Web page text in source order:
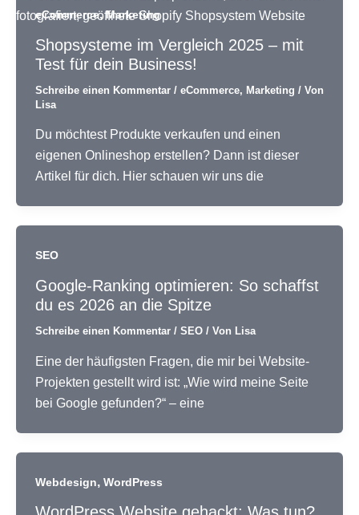
eCommerce,Marketing
Shopsysteme im Vergleich 2025 – mit
Test für dein Business!
Schreibe einen Kommentar / eCommerce, Marketing / Von
Lisa
Du möchtest Produkte verkaufen und einen
eigenen Onlineshop erstellen? Dann ist dieser
Artikel für dich. Hier schauen wir uns die
SEO
Google-Ranking optimieren: So schaffst
du es 2026 an die Spitze
Schreibe einen Kommentar / SEO / Von Lisa
Eine der häufigsten Fragen, die mir bei Website-
Projekten gestellt wird ist: „Wie wird meine Seite
bei Google gefunden?“ – eine
Webdesign, WordPress